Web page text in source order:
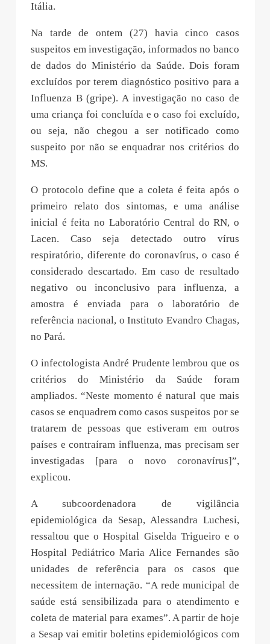
Itália.
Na tarde de ontem (27) havia cinco casos
suspeitos em investigação, informados no banco
de dados do Ministério da Saúde. Dois foram
excluídos por terem diagnóstico positivo para a
Influenza B (gripe). A investigação no caso de
uma criança foi concluída e o caso foi excluído,
ou seja, não chegou a ser notificado como
suspeito por não se enquadrar nos critérios do
MS.
O protocolo define que a coleta é feita após o
primeiro relato dos sintomas, e uma análise
inicial é feita no Laboratório Central do RN, o
Lacen. Caso seja detectado outro vírus
respiratório, diferente do coronavírus, o caso é
considerado descartado. Em caso de resultado
negativo ou inconclusivo para influenza, a
amostra é enviada para o laboratório de
referência nacional, o Instituto Evandro Chagas,
no Pará.
O infectologista André Prudente lembrou que os
critérios do Ministério da Saúde foram
ampliados. “Neste momento é natural que mais
casos se enquadrem como casos suspeitos por se
tratarem de pessoas que estiveram em outros
países e contraíram influenza, mas precisam ser
investigadas [para o novo coronavírus]”,
explicou.
A subcoordenadora de vigilância
epidemiológica da Sesap, Alessandra Luchesi,
ressaltou que o Hospital Giselda Trigueiro e o
Hospital Pediátrico Maria Alice Fernandes são
unidades de referência para os casos que
necessitem de internação. “A rede municipal de
saúde está sensibilizada para o atendimento e
coleta de material para exames”. A partir de hoje
a Sesap vai emitir boletins epidemiológicos com